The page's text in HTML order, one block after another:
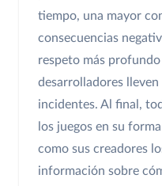
tiempo, una mayor
consecuencias
respeto más
desarrolladores
incidentes. Al final,
los juegos en su
como sus creadores
información sobre